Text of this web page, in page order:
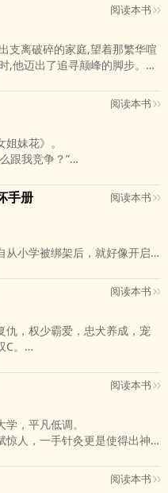
，我也一定为你逆天夺命！”
阅读本书
支离破碎的家庭,望着那繁华喧
,他迈出了追寻颠峰的脚步。
都市背后,另一个世界逐渐的浮
恐怖战争、奇能秘辛...
的古武者、各种出乎意料的能
动魄的传奇...
阅读本书
妹花》。
跟我竞争？”
？怎么从来的没有听说过？”
电半天就能走——电瓶车！”
手册 阅读本书
从小学被绑架后，就好像开启
生道路上一路遭遇各种男·蛇
化，练成了远超常人的心理素
后却被男·蛇（神）精病中的战
备这么过一辈子时，他TMD居
十分伟大的目标，那就是远
出现的方式为什么和过去完全
阅读本书
仇，权少霸爱，忠犬养成，宠
。
的故事】
宠爱于一身的豪门千金，也是
权者。
人，她收敛起全部的锋芒尽
色，却在新婚当日被闺蜜和爱
折磨香消玉殒。
阅读本书
，平凡低调。
惊人，一手针灸更是使得出神
救了个中枪男人。
的竟是无穷无尽的纠缠。
阅读本书